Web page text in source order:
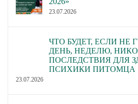
23.07.2026
ЧТО БУДЕТ, ЕСЛИ НЕ
ДЕНЬ, НЕДЕЛЮ,
ПОСЛЕДСТВИЯ ДЛЯ
ПСИХИКИ ПИТОМЦА
23.07.2026